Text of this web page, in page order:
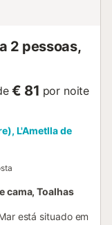
2 pessoas,
€ 81 por noite
L'Ametlla de
cama, Toalhas
está situado em